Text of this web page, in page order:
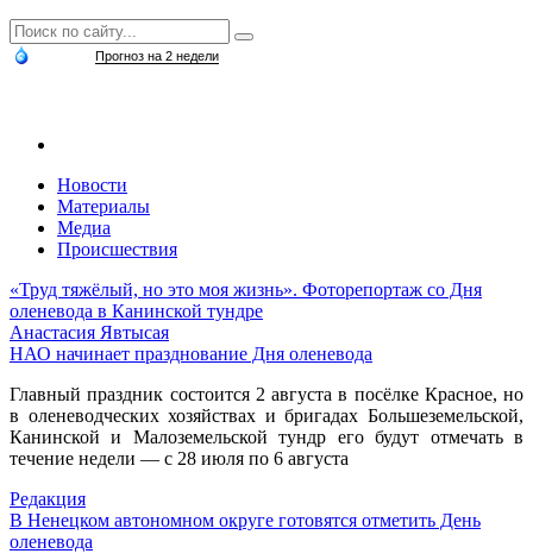
Прогноз на 2 недели
Новости
Материалы
Медиа
Происшествия
«Труд тяжёлый, но это моя жизнь». Фоторепортаж со Дня
оленевода в Канинской тундре
Анастасия Явтысая
НАО начинает празднование Дня оленевода
Главный праздник состоится 2 августа в посёлке Красное, но
в оленеводческих хозяйствах и бригадах Большеземельской,
Канинской и Малоземельской тундр его будут отмечать в
течение недели — с 28 июля по 6 августа
Редакция
В Ненецком автономном округе готовятся отметить День
оленевода